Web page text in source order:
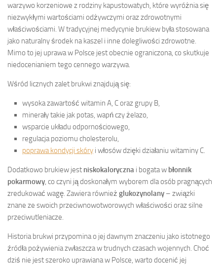
warzywo korzeniowe z rodziny kapustowatych, które wyróżnia się
niezwykłymi wartościami odżywczymi oraz zdrowotnymi
właściwościami. W tradycyjnej medycynie brukiew była stosowana
jako naturalny środek na kaszel i inne dolegliwości zdrowotne.
Mimo to jej uprawa w Polsce jest obecnie ograniczona, co skutkuje
niedocenianiem tego cennego warzywa.
Wśród licznych zalet brukwi znajdują się:
wysoka zawartość witamin A, C oraz grupy B,
minerały takie jak potas, wapń czy żelazo,
wsparcie układu odpornościowego,
regulacja poziomu cholesterolu,
poprawa kondycji skóry i włosów dzięki działaniu witaminy C.
Dodatkowo brukiew jest niskokaloryczna i bogata w błonnik
pokarmowy, co czyni ją doskonałym wyborem dla osób pragnących
zredukować wagę. Zawiera również glukozynolany – związki
znane ze swoich przeciwnowotworowych właściwości oraz silne
przeciwutleniacze.
Historia brukwi przypomina o jej dawnym znaczeniu jako istotnego
źródła pożywienia zwłaszcza w trudnych czasach wojennych. Choć
dziś nie jest szeroko uprawiana w Polsce, warto docenić jej